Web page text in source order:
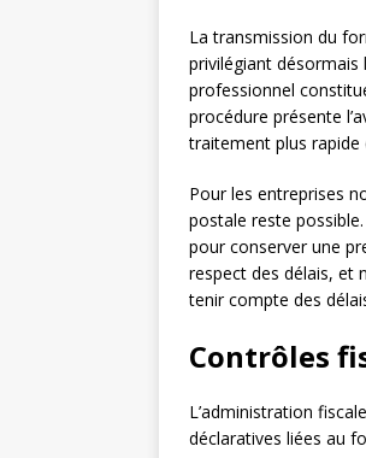
La transmission du
privilégiant désormais
professionnel
procédure présente
traitement plus rapide
Pour les entreprises
postale reste
pour conserver une
respect des délais, et
tenir compte des
Contrôles
L’administration
déclaratives liées au